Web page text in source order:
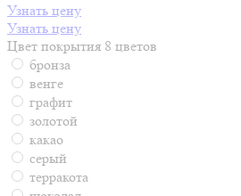
Узнать цену
Узнать цену
Цвет покрытия 8 цветов
бронза
венге
графит
золотой
какао
серый
терракота